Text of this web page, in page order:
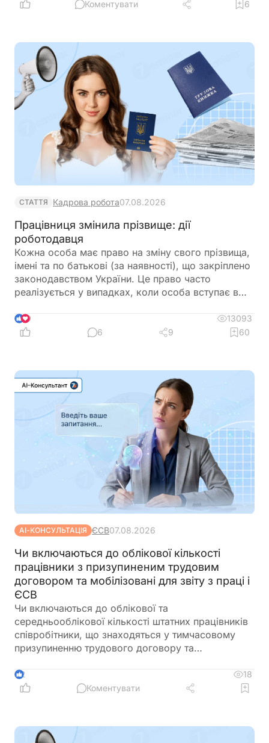
Коментувати 6
СТАТТЯ Кадрова робота07.08.2026
Працівниця змінила прізвище: дії
роботодавця
Кожна особа має право на зміну свого прізвища,
імені та по батькові (за наявності), що закріплено
законодавством України. Це право часто
реалізується у випадках, коли особа вступає в
переважно змінюють прізвище під час
одруження, тому в цій статті ми розглянемо
буде однаковим і для чоловіків, які змінюють
прізвище, а також для подружжя, яке обирає
подвійне прізвище. Незалежно від причини зміни
особистих даних, дотримання відповідного
порядку допоможе уникнути непорозумінь із
роботодавцем і забезпечить своєчасне внесення
змін у документи
9
13093
6
9 60
АІ-КОНСУЛЬТАЦІЯ ЄСВ07.08.2026
Чи включаються до облікової кількості
працівники з призупиненим трудовим
договором та мобілізовані для звіту з праці і
ЄСВ
Чи включаються до облікової та
середньооблікової кількості штатних працівників
співробітники, що знаходяться у тимчасовому
призупиненню трудового договору та
ЄСВ.
2
18
Коментувати